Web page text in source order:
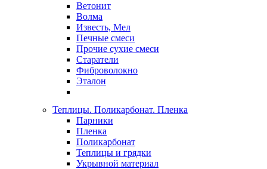
Ветонит
Волма
Известь, Мел
Печные смеси
Прочие сухие смеси
Старатели
Фиброволокно
Эталон
Теплицы. Поликарбонат. Пленка
Парники
Пленка
Поликарбонат
Теплицы и грядки
Укрывной материал